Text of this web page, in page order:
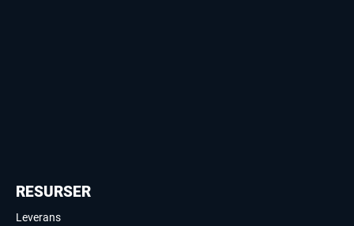
RESURSER
Leverans